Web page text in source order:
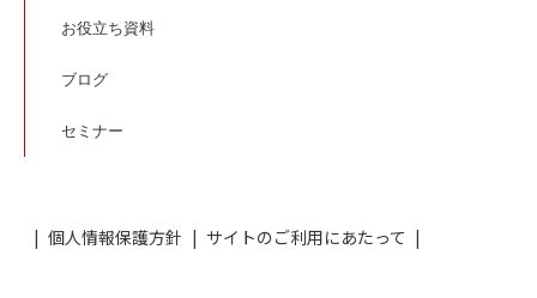
お役立ち資料
ブログ
セミナー
個人情報保護方針 サイトのご利用にあたって